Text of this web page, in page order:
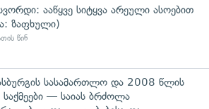
ააწყვე სიტყვა არეული ასოებით
ზაფხული)
წინ
სასამართლო და 2008 წლის
საქმეები — საიას ბრძოლა